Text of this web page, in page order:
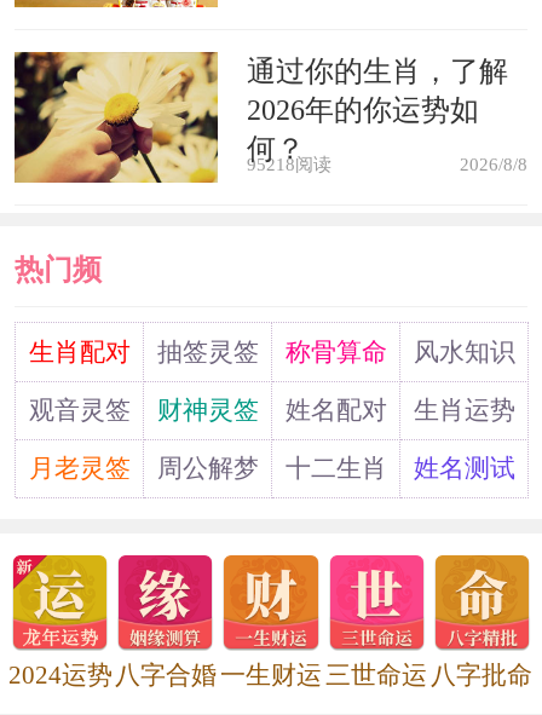
通过你的生肖，了解
2026年的你运势如
何？
95218阅读 2026/8/8
热门频
道生肖配对 抽签灵签 称骨算命
风水知识
观音灵签
财神灵签 姓名配对
生肖运势
月老灵签
周公解梦 十二生肖 姓名测试
2024运势 八字合婚一生财运三世命运 八字批命